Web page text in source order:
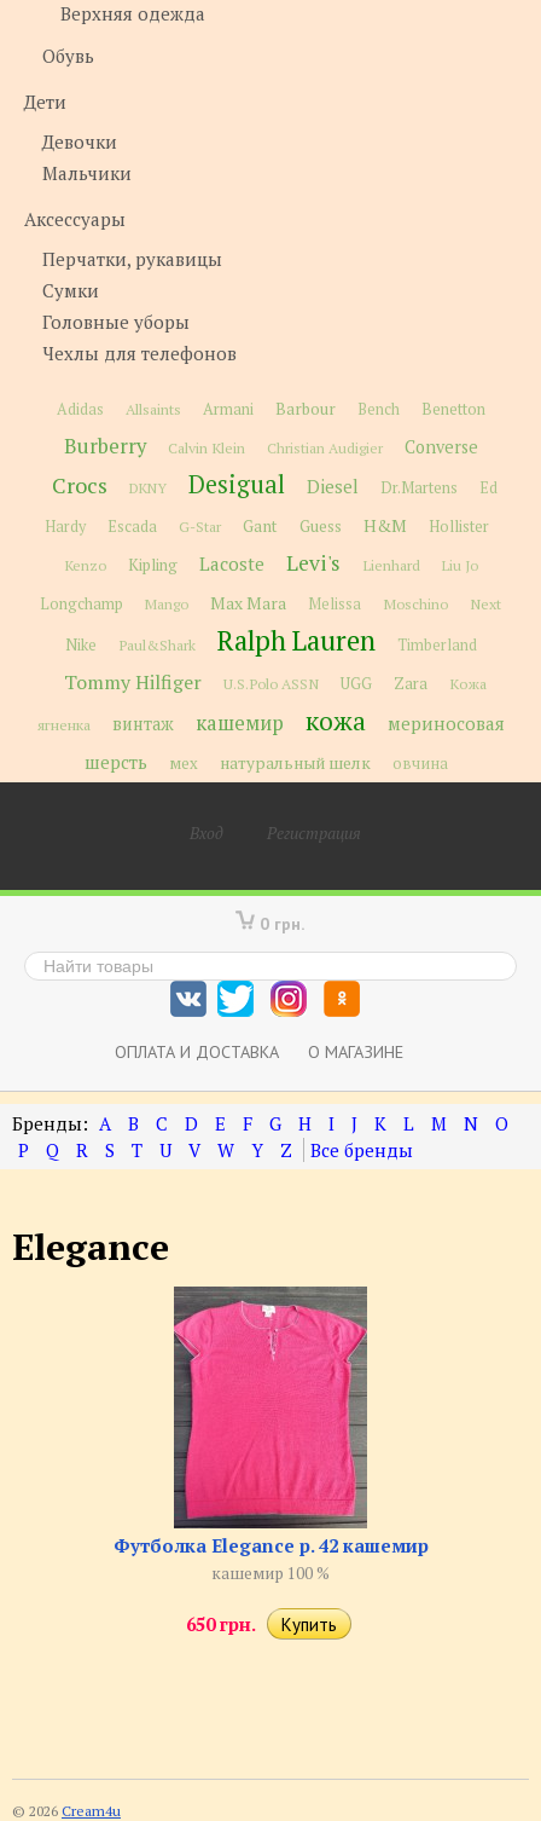
Верхняя одежда
Обувь
Дети
Девочки
Мальчики
Аксессуары
Перчатки, рукавицы
Сумки
Головные уборы
Чехлы для телефонов
Adidas Allsaints Armani Barbour Bench Benetton
Burberry Calvin Klein Christian Audigier Converse
Crocs DKNY Desigual Diesel Dr.Martens
Ed
Hardy
Escada G-Star Gant Guess H&M Hollister
Kenzo Kipling Lacoste Levi's Lienhard Liu Jo
Longchamp Mango Max Mara Melissa Moschino
Next
Nike
Paul&Shark Ralph Lauren Timberland
Tommy Hilfiger U.S.Polo ASSN UGG Zara
Кожа
ягненка
винтаж кашемир кожа
мериносовая
шерсть
мех натуральный шелк овчина
Вход Регистрация
0 грн.
ОПЛАТА И ДОСТАВКА О МАГАЗИНЕ
A B C D E F G H I J K L M N
O
P
Q R S T U V W Y Z
Elegance
Футболка Elegance р. 42 кашемир
кашемир 100 %
650 грн.
© 2026 Cream4u